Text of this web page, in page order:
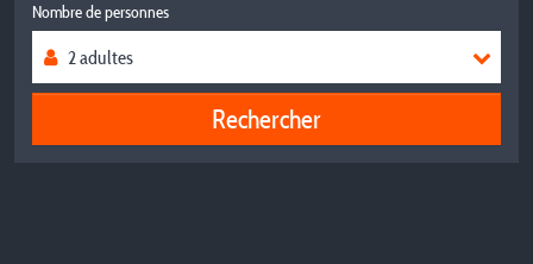
Nombre de personnes
Rechercher